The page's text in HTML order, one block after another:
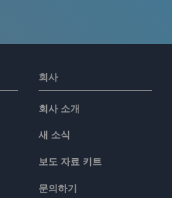
회사
회사 소개
새 소식
보도 자료 키트
문의하기